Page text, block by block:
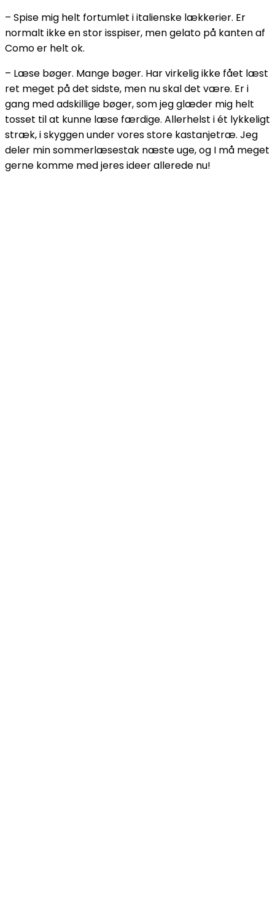
– Spise mig helt fortumlet i italienske lækkerier. Er
normalt ikke en stor isspiser, men gelato på kanten af
Como er helt ok.
– Læse bøger. Mange bøger. Har virkelig ikke fået læst
ret meget på det sidste, men nu skal det være. Er i
gang med adskillige bøger, som jeg glæder mig helt
tosset til at kunne læse færdige. Allerhelst i ét lykkeligt
stræk, i skyggen under vores store kastanjetræ. Jeg
deler min sommerlæsestak næste uge, og I må meget
gerne komme med jeres ideer allerede nu!